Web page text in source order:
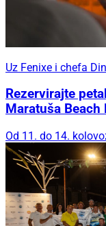
Uz Fenixe i chefa
Rezervirajte
Maratuša
Od 11. do 14.